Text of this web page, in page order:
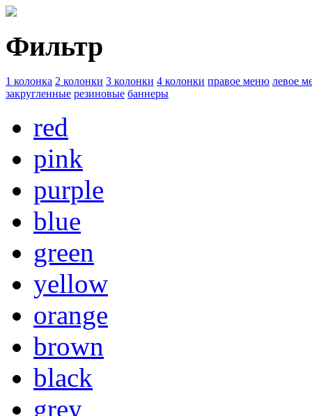
Фильтр
1 колонка 2 колонки 3 колонки 4 колонки правое меню левое
закругленные резиновые баннеры
red
pink
purple
blue
green
yellow
orange
brown
black
grey